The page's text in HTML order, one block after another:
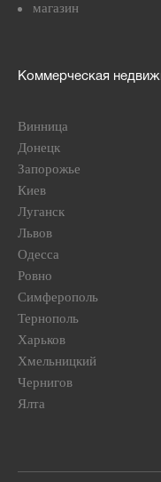
магазин
Коммерческая
Винница
Донецк
Запорожье
Киев
Луганск
Львов
Одесса
Ровно
Симферополь
Тернополь
Харьков
Хмельницкий
Чернигов
Ялта